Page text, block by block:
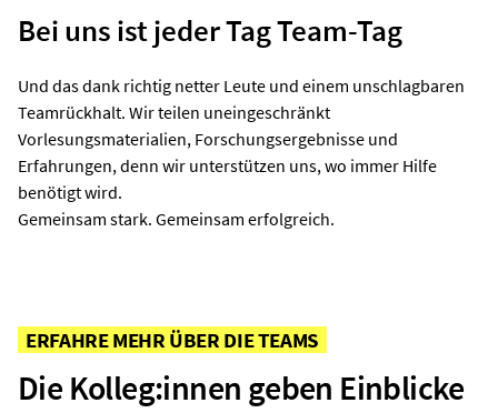
Bei uns ist jeder Tag Team-Tag
Und das dank richtig netter Leute und einem unschlagbaren
Teamrückhalt. Wir teilen uneingeschränkt
Vorlesungsmaterialien, Forschungsergebnisse und
Erfahrungen, denn wir unterstützen uns, wo immer Hilfe
benötigt wird.
Gemeinsam stark. Gemeinsam erfolgreich.
ERFAHRE MEHR ÜBER DIE TEAMS
Die Kolleg:innen geben Einblicke